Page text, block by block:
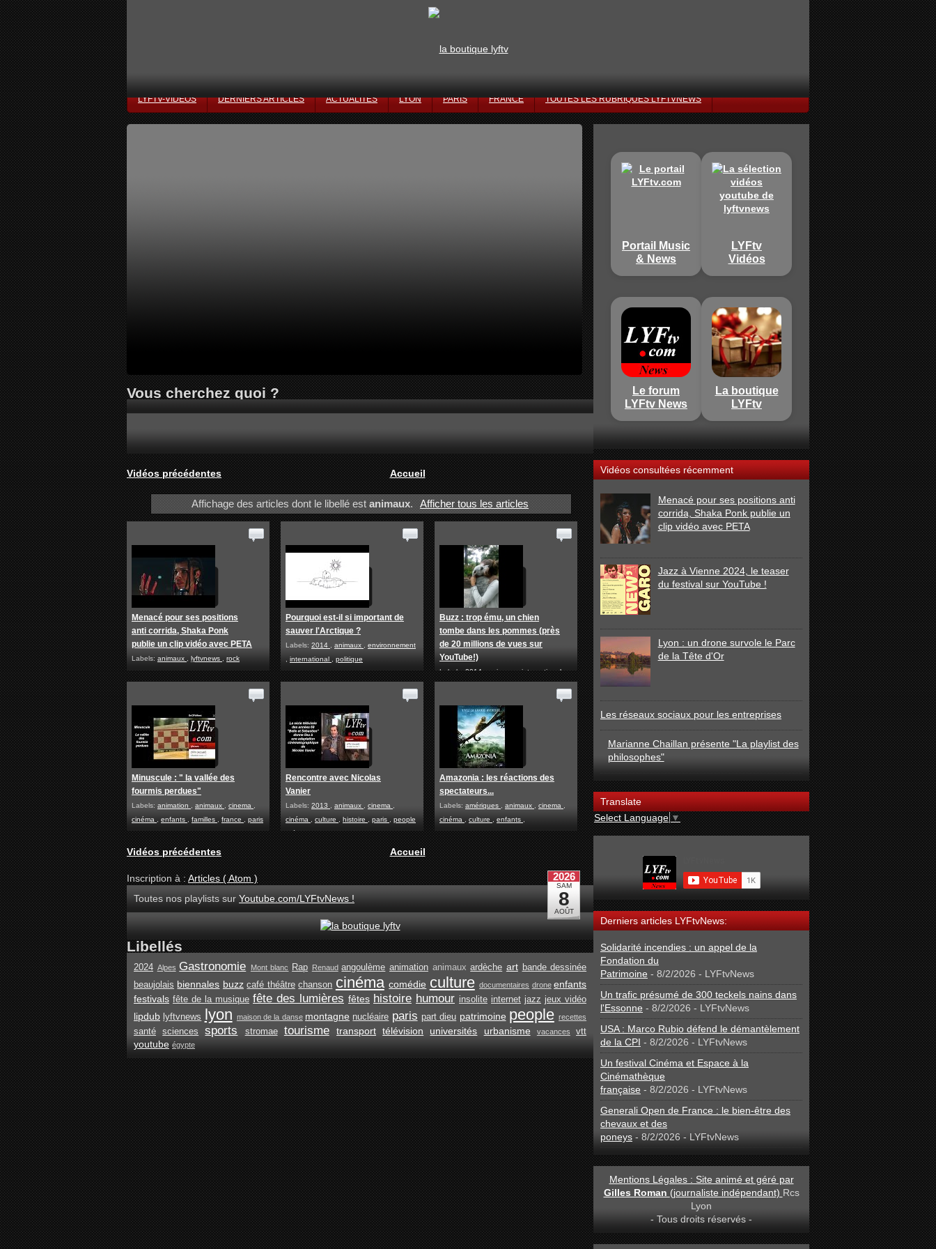
LYFTV-VIDÉOS DERNIERS ARTICLES ACTUALITÉS LYON PARIS FRANCE TOUTES LES RUBRIQUES LYFTVNEWS
Vous cherchez quoi ?
Vidéos précédentes Accueil
Affichage des articles dont le libellé est animaux. Afficher tous les articles
Menacé pour ses positions
anti corrida, Shaka Ponk
publie un clip vidéo avec PETA
Labels: animaux , lyftvnews , rock
Pourquoi est-il si important de
sauver l'Arctique ?
Labels: 2014 , animaux , environnement
, international , politique
Buzz : trop ému, un chien
tombe dans les pommes (près
de 20 millions de vues sur
YouTube!)
Labels:2014,animaux,international,
Minuscule : " la vallée des
fourmis perdues"
Labels: animation , animaux , cinema ,
cinéma , enfants , familles , france , paris
Rencontre avec Nicolas
Vanier
Labels: 2013 , animaux , cinema ,
cinéma , culture , histoire , paris , people
,résistance
Amazonia : les réactions des
spectateurs...
Labels: amériques , animaux , cinema ,
cinéma , culture , enfants ,
environnement,loisirs,paris
Vidéos précédentes Accueil
Inscription à :Articles ( Atom )
Toutes nos playlists sur Youtube.com/LYFtvNews !
Libellés
2024 Alpes Gastronomie Mont blanc Rap Renaud angoulème animation animaux ardèche art bande dessinée
beaujolais biennales buzz café théâtre chanson cinéma comédie culture documentaires drone enfants
festivals fête de la musique fête des lumières fêtes histoire humour insolite internet jazz jeux vidéo
lipdub lyftvnews lyon maison de la danse montagne nucléaire paris part dieu patrimoine people recettes
santé sciences sports stromae tourisme transport télévision universités urbanisme vacances vtt
youtube égypte
Portail Music
& News
LYFtv
Vidéos
Le forum
LYFtv News
La boutique
LYFtv
Vidéos consultées récemment
Menacé pour ses positions anti
corrida, Shaka Ponk publie un
clip vidéo avec PETA
Jazz à Vienne 2024, le teaser
du festival sur YouTube !
Lyon : un drone survole le Parc
de la Tête d'Or
Les réseaux sociaux pour les entreprises
Marianne Chaillan présente "La playlist des
philosophes"
Translate
Select Language▼
Derniers articles LYFtvNews:
Solidarité incendies : un appel de la
Fondation du
Patrimoine - 8/2/2026 - LYFtvNews
Un trafic présumé de 300 teckels nains dans
l'Essonne - 8/2/2026 - LYFtvNews
USA : Marco Rubio défend le démantèlement
de la CPI - 8/2/2026 - LYFtvNews
Un festival Cinéma et Espace à la
Cinémathèque
française - 8/2/2026 - LYFtvNews
Generali Open de France : le bien-être des
chevaux et des
poneys - 8/2/2026 - LYFtvNews
Mentions Légales : Site animé et géré par
Gilles Roman (journaliste indépendant) Rcs
Lyon
- Tous droits réservés -